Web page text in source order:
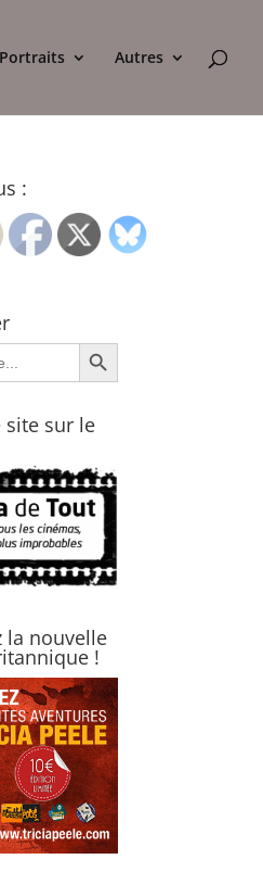
Portraits Autres
:
Search Button
site sur le
la nouvelle
!